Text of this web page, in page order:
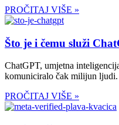
PROČITAJ VIŠE »
Što je i čemu služi
ChatGPT, umjetna
komuniciralo čak milijun ljudi.
PROČITAJ VIŠE »